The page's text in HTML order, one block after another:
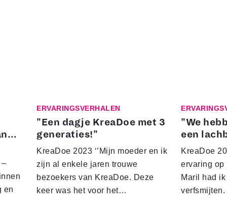
en
ERVARINGSVERHALEN
"Een dagje KreaDoe met 3
generaties!"
KreaDoe 2023 ‘’Mijn moeder en ik
zijn al enkele jaren trouwe
bezoekers van KreaDoe. Deze
keer was het voor het…
"We
een
KreaDoe
ervaring op
Maril had